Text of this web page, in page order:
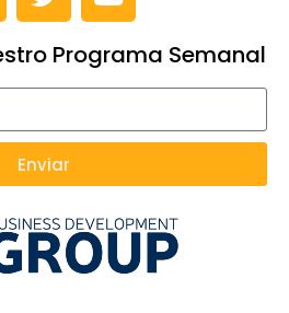
Programa Semanal
Enviar